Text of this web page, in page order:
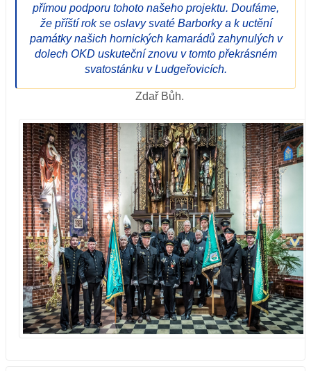
přímou podporu tohoto našeho projektu. Doufáme,
že příští rok se oslavy svaté Barborky a k uctění
památky našich hornických kamarádů zahynulých v
dolech OKD uskuteční znovu v tomto překrásném
svatostánku v Ludgeřovicích.
Zdař Bůh.